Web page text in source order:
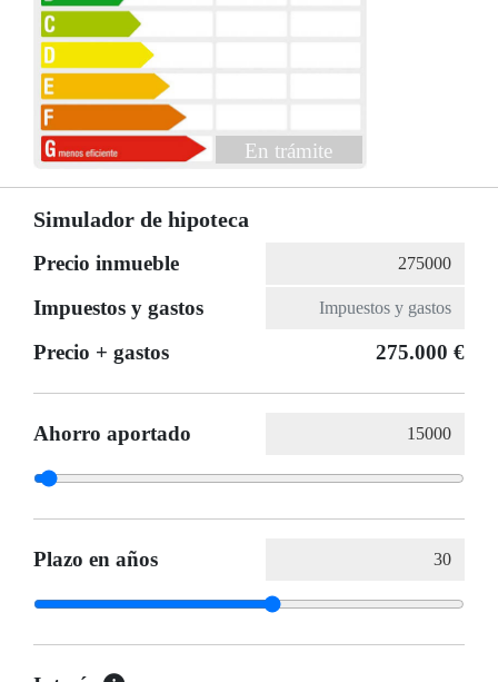
En trámite
Simulador de hipoteca
Precio inmueble
Impuestos y gastos
Precio + gastos
275.000 €
Ahorro aportado
Plazo en años